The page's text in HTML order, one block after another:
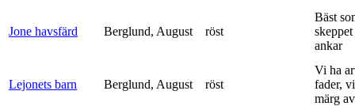
Jone havsfärd Berglund, August röst
Bäst
ankar
Lejonets barn Berglund, August röst
Vi ha
fader,
märg